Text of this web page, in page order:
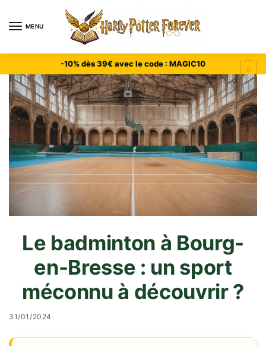
MENU
0
-10% dès 39€ avec le code : MAGIC10
Le badminton à Bourg-
en-Bresse : un sport
méconnu à découvrir ?
31/01/2024